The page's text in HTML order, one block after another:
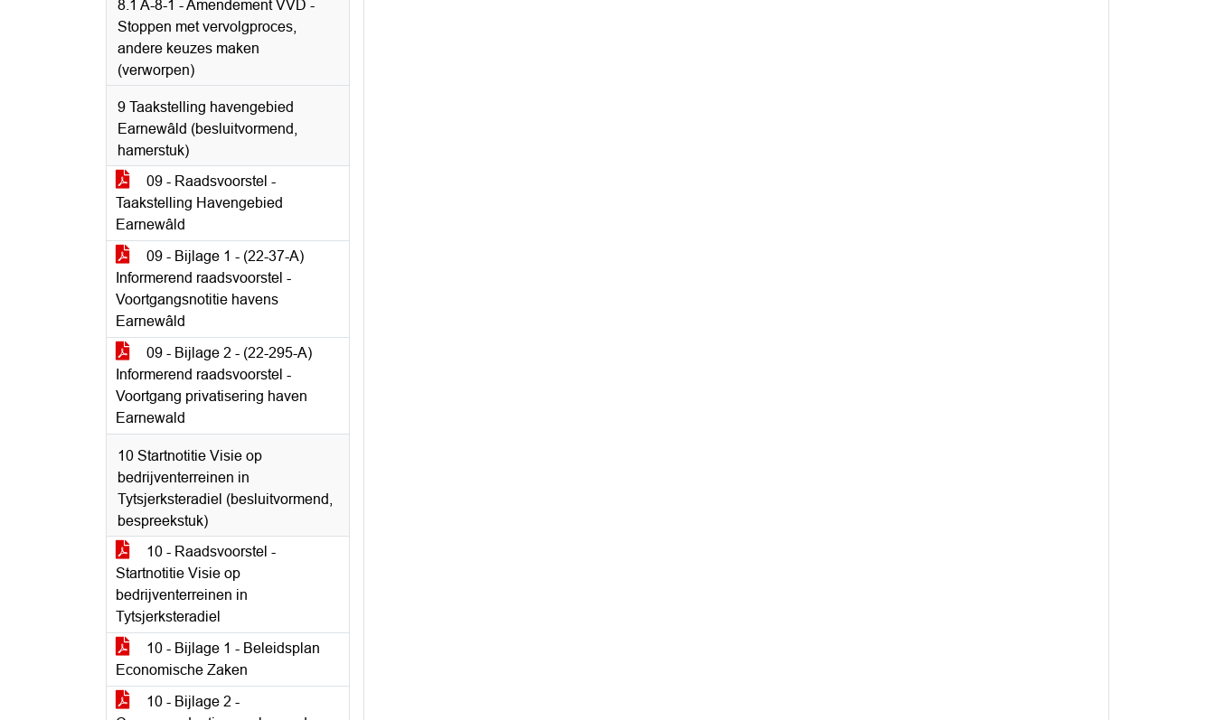
8.1 A-8-1 - Amendement VVD -
Stoppen met vervolgproces,
andere keuzes maken
(verworpen)
9 Taakstelling havengebied
Earnewâld (besluitvormend,
hamerstuk)
09 - Raadsvoorstel -
Taakstelling Havengebied
Earnewâld
09 - Bijlage 1 - (22-37-A)
Informerend raadsvoorstel -
Voortgangsnotitie havens
Earnewâld
09 - Bijlage 2 - (22-295-A)
Informerend raadsvoorstel -
Voortgang privatisering haven
Earnewald
10 Startnotitie Visie op
bedrijventerreinen in
Tytsjerksteradiel (besluitvormend,
bespreekstuk)
10 - Raadsvoorstel -
Startnotitie Visie op
bedrijventerreinen in
Tytsjerksteradiel
10 - Bijlage 1 - Beleidsplan
Economische Zaken
10 - Bijlage 2 -